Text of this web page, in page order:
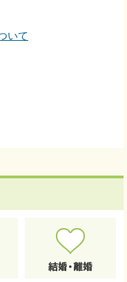
いて